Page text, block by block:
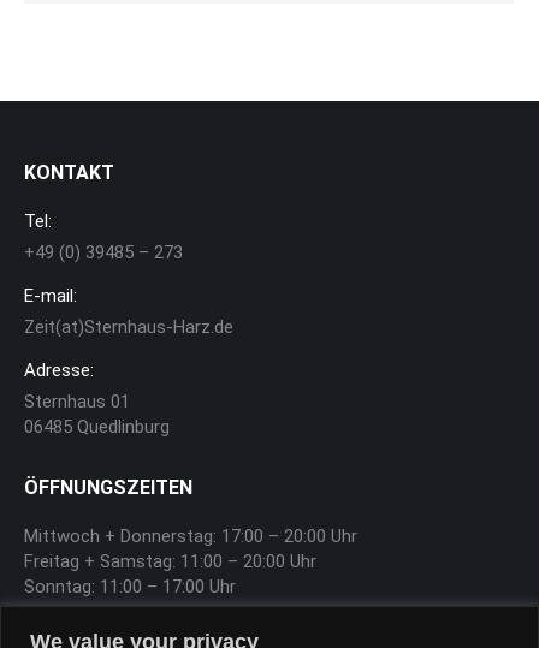
We value your privacy
KONTAKT
Tel:
+49 (0) 39485 – 273
E-mail:
Zeit(at)Sternhaus-Harz.de
Adresse:
Sternhaus 01
06485 Quedlinburg
ÖFFNUNGSZEITEN
Mittwoch + Donnerstag: 17:00 – 20:00 Uhr
Freitag + Samstag: 11:00 – 20:00 Uhr
Sonntag: 11:00 – 17:00 Uhr